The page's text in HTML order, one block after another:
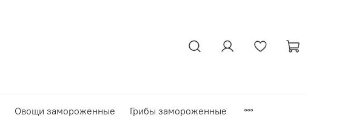
Овощи замороженные Грибы замороженные